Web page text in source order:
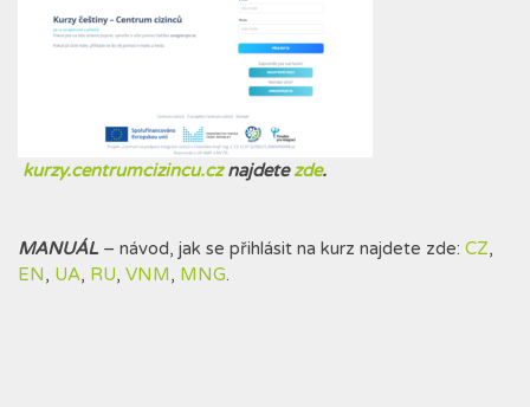
kurzy.centrumcizincu.cznajdetezde.
MANUÁL – návod, jak se přihlásit na kurz najdete zde: CZ,
EN, UA, RU, VNM, MNG.